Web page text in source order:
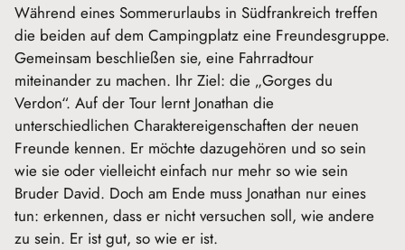
Während eines Sommerurlaubs in Südfrankreich treffen
die beiden auf dem Campingplatz eine Freundesgruppe.
Gemeinsam beschließen sie, eine Fahrradtour
miteinander zu machen. Ihr Ziel: die „Gorges du
Verdon“. Auf der Tour lernt Jonathan die
unterschiedlichen Charaktereigenschaften der neuen
Freunde kennen. Er möchte dazugehören und so sein
wie sie oder vielleicht einfach nur mehr so wie sein
Bruder David. Doch am Ende muss Jonathan nur eines
tun: erkennen, dass er nicht versuchen soll, wie andere
zu sein. Er ist gut, so wie er ist.